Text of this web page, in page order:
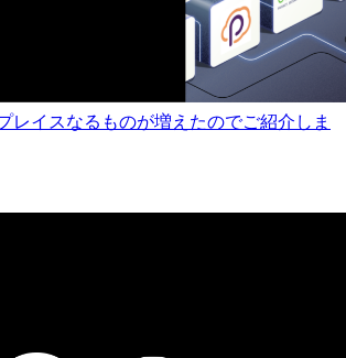
レイスなるものが増えたのでご紹介しま